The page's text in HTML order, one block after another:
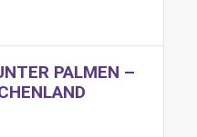
PALMEN –